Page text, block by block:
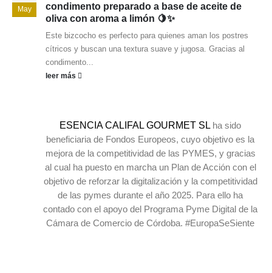
May
condimento preparado a base de aceite de
oliva con aroma a limón 🍋✨
Este bizcocho es perfecto para quienes aman los postres
cítricos y buscan una textura suave y jugosa. Gracias al
condimento...
leer más
ESENCIA CALIFAL GOURMET SL ha sido
beneficiaria de Fondos Europeos, cuyo objetivo es la
mejora de la competitividad de las PYMES, y gracias
al cual ha puesto en marcha un Plan de Acción con el
objetivo de reforzar la digitalización y la competitividad
de las pymes durante el año 2025. Para ello ha
contado con el apoyo del Programa Pyme Digital de la
Cámara de Comercio de Córdoba. #EuropaSeSiente